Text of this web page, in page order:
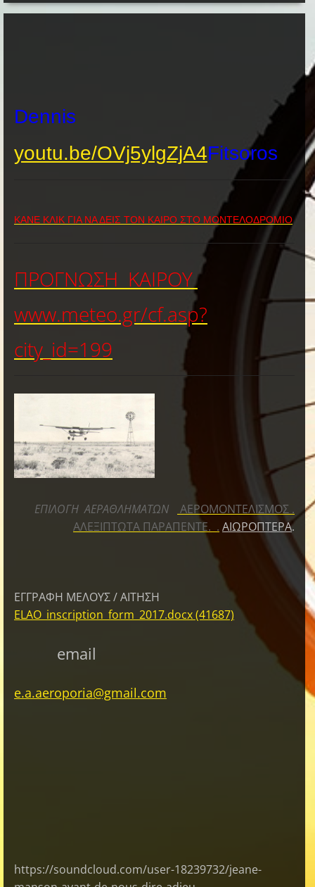
Dennis
youtu.be/OVj5ylgZjA4Fitsoros
ΚΑΝΕ ΚΛΙΚ ΓΙΑ ΝΑ ΔΕΙΣ ΤΟΝ ΚΑΙΡΟ ΣΤΟ ΜΟΝΤΕΛΟΔΡΟΜΙΟ
ΠΡΟΓΝΩΣΗ ΚΑΙΡΟΥ
www.meteo.gr/cf.asp?
city_id=199
ΕΠΙΛΟΓΗ ΑΕΡΑΘΛΗΜΑΤΩΝ ΑΕΡΟΜΟΝΤΕΛΙΣΜΟΣ .
ΑΛΕΞΙΠΤΩΤΑ ΠΑΡΑΠΕΝΤΕ. . ΑΙΩΡΟΠΤΕΡΑ.
ΕΓΓΡΑΦΗ ΜΕΛΟΥΣ / ΑΙΤΗΣΗ
ELAO_inscription_form_2017.docx (41687)
email
e.a.aeroporia@gmail.com
https://soundcloud.com/user-18239732/jeane-